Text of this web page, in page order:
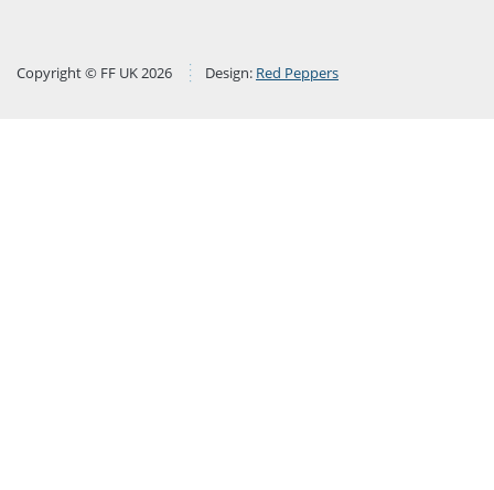
Copyright © FF UK 2026 Design: Red Peppers